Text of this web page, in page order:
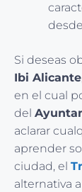
Si deseas
Ibi Alicante
en el cual
del
aclarar
aprender
ciudad, el
alternativa